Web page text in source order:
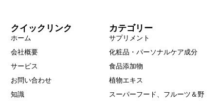
カテゴリー
サプリメント
化粧品・パーソナルケア成分
食品添加物
植物エキス
スーパーフード、フルーツ＆野
クイックリンク
ホーム
会社概要
サービス
お問い合わせ
知識